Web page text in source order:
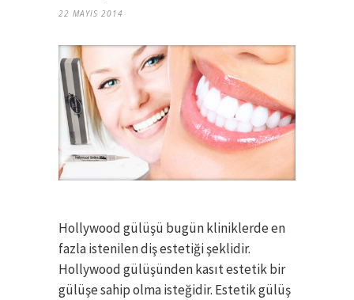
22 MAYIS 2014
Hollywood gülüşü bugün kliniklerde en
fazla istenilen diş estetiği şeklidir.
Hollywood gülüşünden kasıt estetik bir
gülüşe sahip olma isteğidir. Estetik gülüş